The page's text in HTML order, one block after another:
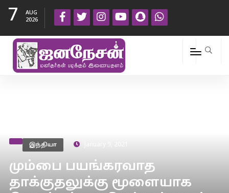
7
AUG
2026
இந்தியா
மும்பை பயங்கரவாத
தாக்குதலுக்கு மூளையாக